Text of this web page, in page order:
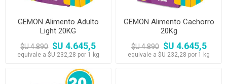
GEMON Alimento Adulto
Light 20KG
$U 4.890 $U 4.645,5
equivale a $U 232,28 por 1 kg
GEMON Alimento Cachorro
20Kg
$U 4.890 $U 4.645,5
equivale a $U 232,28 por 1 kg